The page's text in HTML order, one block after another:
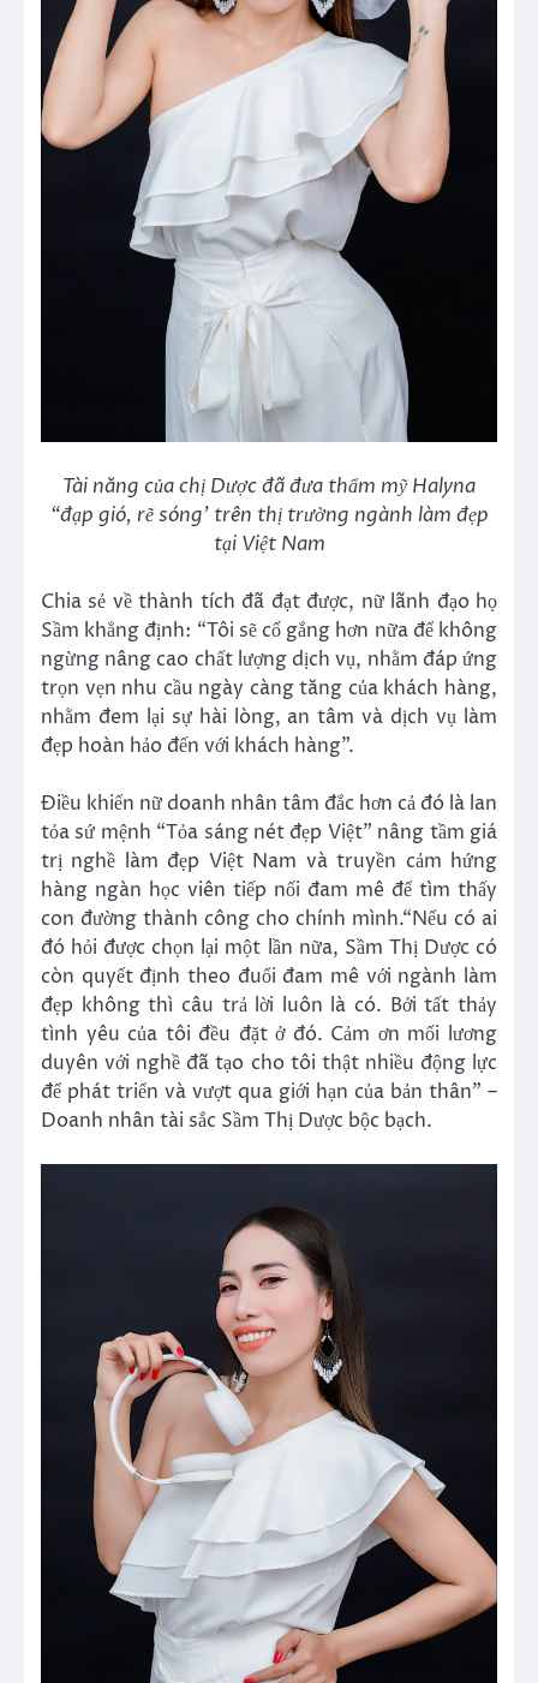
Tài năng của chị Dược đã đưa thẩm mỹ Halyna
“đạp gió, rẽ sóng’ trên thị trường ngành làm đẹp
tại Việt Nam
Chia sẻ về thành tích đã đạt được, nữ lãnh đạo họ
Sầm khẳng định: “Tôi sẽ cố gắng hơn nữa để không
ngừng nâng cao chất lượng dịch vụ, nhằm đáp ứng
trọn vẹn nhu cầu ngày càng tăng của khách hàng,
nhằm đem lại sự hài lòng, an tâm và dịch vụ làm
đẹp hoàn hảo đến với khách hàng”.
Điều khiến nữ doanh nhân tâm đắc hơn cả đó là lan
tỏa sứ mệnh “Tỏa sáng nét đẹp Việt” nâng tầm giá
trị nghề làm đẹp Việt Nam và truyền cảm hứng
hàng ngàn học viên tiếp nối đam mê để tìm thấy
con đường thành công cho chính mình.“Nếu có ai
đó hỏi được chọn lại một lần nữa, Sầm Thị Dược có
còn quyết định theo đuổi đam mê với ngành làm
đẹp không thì câu trả lời luôn là có. Bởi tất thảy
tình yêu của tôi đều đặt ở đó. Cảm ơn mối lương
duyên với nghề đã tạo cho tôi thật nhiều động lực
để phát triển và vượt qua giới hạn của bản thân” –
Doanh nhân tài sắc Sầm Thị Dược bộc bạch.